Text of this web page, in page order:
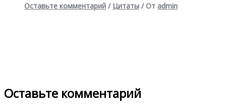
Оставьте комментарий / Цитаты / От admin
Оставьте комментарий